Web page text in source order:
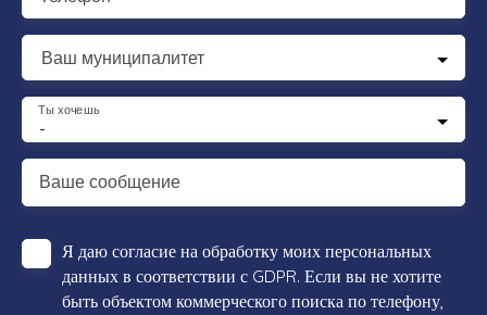
Ваш муниципалитет
-
Ты хочешь
Ваше сообщение
Я даю согласие на обработку моих персональных
данных в соответствии с GDPR. Если вы не хотите
быть объектом коммерческого поиска по телефону,